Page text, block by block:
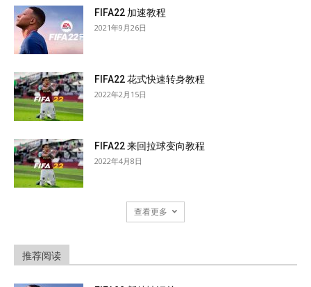
FIFA22 加速教程
2021年9月26日
FIFA22 花式快速转身教程
2022年2月15日
FIFA22 来回拉球变向教程
2022年4月8日
查看更多
推荐阅读